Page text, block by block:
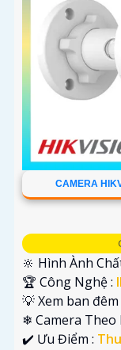
CAMERA
🔆 Hình Ành
🏆 Công Nghệ :
💡 Xem ban đêm
❄ Camera Theo
️✔️ Ưu Điểm :